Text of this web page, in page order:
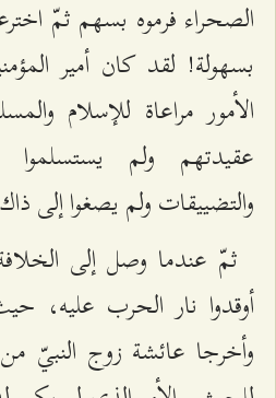
الصحراء فرموه بسهم ثمّ
بسهولة! لقد كان أمير
الأمور مراعاة للإسلام
عقيدتهم ولم يستسلموا
والتضييقات ولم يصغوا إلى
ثمّ عندما وصل إلى
أوقدوا نار الحرب عليه،
وأخرجا عائشة زوج النبيّ